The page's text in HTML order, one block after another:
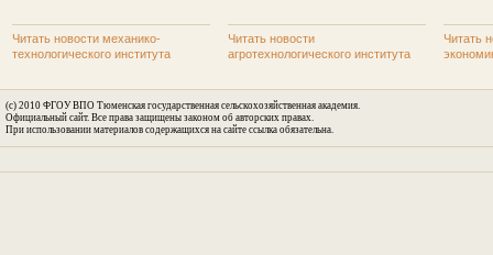
Читать новости механико-
технологического института
Читать новости
агротехнологического института
Читать
(c) 2010 ФГОУ ВПО Тюменская государственная сельскохозяйственная академия.
Официальный сайт. Все права защищены законом об авторских правах.
При использовании материалов содержащихся на сайте ссылка обязательна.